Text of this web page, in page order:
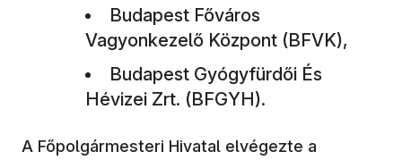
Budapest Főváros
Vagyonkezelő Központ (BFVK),
Budapest Gyógyfürdői És
Hévizei Zrt. (BFGYH).
A Főpolgármesteri Hivatal elvégezte a